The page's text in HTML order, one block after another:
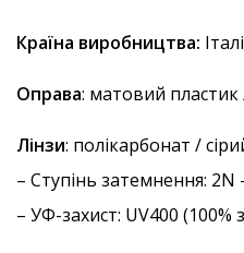
Країна виробництва:
Оправа: матовий
Лінзи: полікарбонат /
– Ступінь затемнення: 2N
– УФ-захист: UV400 (100%